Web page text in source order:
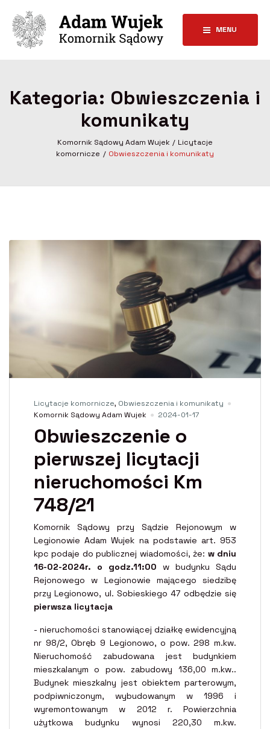
MENU
Kategoria: Obwieszczenia i
komunikaty
Komornik Sądowy Adam Wujek
Licytacje
komornicze
Obwieszczenia i komunikaty
Licytacje komornicze, Obwieszczenia i komunikaty
Komornik Sądowy Adam Wujek
2024-01-17
Obwieszczenie o
pierwszej licytacji
nieruchomości Km
748/21
Komornik Sądowy przy Sądzie Rejonowym w
Legionowie Adam Wujek na podstawie art. 953
kpc podaje do publicznej wiadomości, że: w dniu
16-02-2024r. o godz.11:00 w budynku Sądu
Rejonowego w Legionowie mającego siedzibę
przy Legionowo, ul. Sobieskiego 47 odbędzie się
pierwsza licytacja
- nieruchomości stanowiącej działkę ewidencyjną
nr 98/2, Obręb 9 Legionowo, o pow. 298 m.kw.
Nieruchomość zabudowana jest budynkiem
mieszkalanym o pow. zabudowy 136,00 m.kw..
Budynek mieszkalny jest obiektem parterowym,
podpiwniczonym, wybudowanym w 1996 i
wyremontowanym w 2012 r. Powierzchnia
użytkowa budynku wynosi 220,30 m.kw.